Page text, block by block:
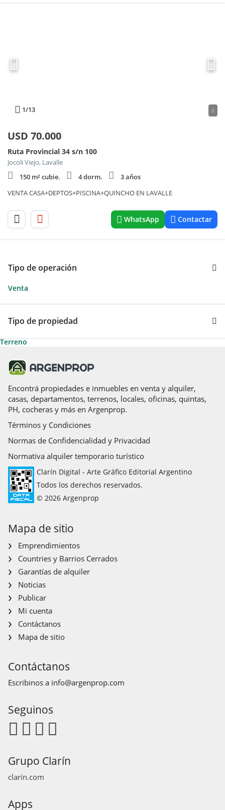
1/13 0
USD 70.000
Ruta Provincial 34 s/n 100
Jocoli Viejo, Lavalle
150 m² cubie.
4 dorm.
3 años
VENTA CASA+DEPTOS+PISCINA+QUINCHO EN LAVALLE
WhatsApp Contactar
Tipo de operación
Venta
Tipo de propiedad
Terreno
Encontrá propiedades e inmuebles en venta y alquiler,
casas, departamentos, terrenos, locales, oficinas, quintas,
PH, cocheras y más en Argenprop.
Términos y Condiciones
Normas de Confidencialidad y Privacidad
Normativa alquiler temporario turístico
Clarín Digital - Arte Gráfico Editorial Argentino
Todos los derechos reservados.
© 2026 Argenprop
Mapa de sitio
Emprendimientos
Countries y Barrios Cerrados
Garantías de alquiler
Noticias
Publicar
Mi cuenta
Contáctanos
Mapa de sitio
Contáctanos
Escribinos a info@argenprop.com
Seguinos
Grupo Clarín
clarín.com
Apps